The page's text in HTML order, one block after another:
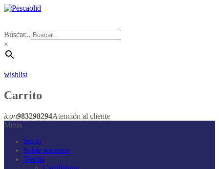
Buscar...
×
wishlist
Carrito
icon983298294Atención al cliente
Menu
Inicio
Sobre nosotros
Tienda